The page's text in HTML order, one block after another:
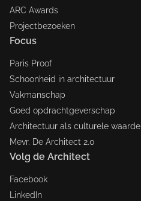
ARC Awards
Projectbezoeken
Focus
Paris Proof
Schoonheid in architectuur
Vakmanschap
Goed opdrachtgeverschap
Architectuur als culturele waarde
Mevr. De Architect 2.0
Volg de Architect
Facebook
LinkedIn